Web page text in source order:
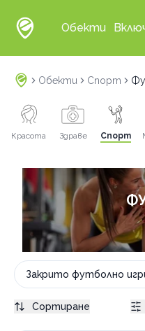
Обекти
Обекти Спорт
Красота Здраве Спорт
Закрито футболно
Сортиране